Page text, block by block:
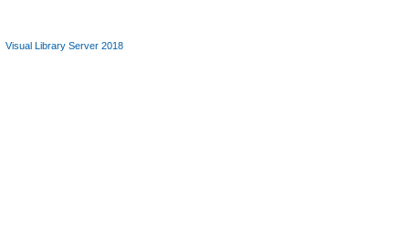
Visual Library Server 2018